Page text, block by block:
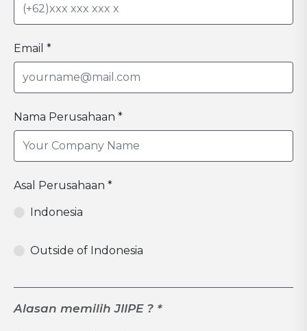
Email *
Nama Perusahaan *
Asal Perusahaan *
Indonesia
Outside of Indonesia
Alasan memilih JIIPE ? *